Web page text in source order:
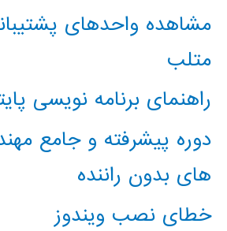
مشاهده واحدهای
متلب
راهنمای برنامه نویسی
دوره پیشرفته و جامع
های بدون راننده
خطای نصب ویندوز